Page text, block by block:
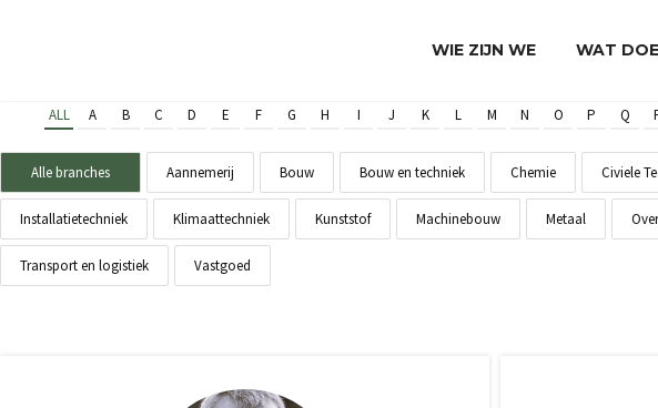
WIE ZIJN WE WAT
ALL A B C D E F G H I J K L M N O P Q
Alle branches Aannemerij Bouw Bouw en techniek Chemie Civiele
Installatietechniek Klimaattechniek Kunststof Machinebouw Metaal
Transport en logistiek Vastgoed